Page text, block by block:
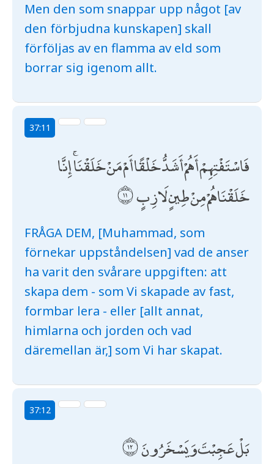
Men den som snappar upp något [av
den förbjudna kunskapen] skall
förföljas av en flamma av eld som
borrar sig igenom allt.
37:11
فَاسْتَفْتِهِمْ أَهُمْ أَشَدُّ خَلْقًا أَمْ مَنْ خَلَقْنَا ۚ إِنَّا
خَلَقْنَاهُمْ مِنْ طِينٍ لَازِبٍ
FRÅGA DEM, [Muhammad, som
förnekar uppståndelsen] vad de anser
ha varit den svårare uppgiften: att
skapa dem - som Vi skapade av fast,
formbar lera - eller [allt annat,
himlarna och jorden och vad
däremellan är,] som Vi har skapat.
37:12
بَلْ عَجِبْتَ وَيَسْخَرُونَ